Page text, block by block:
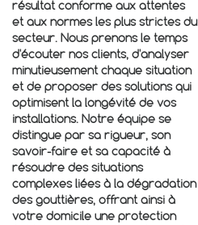
résultat conforme aux attentes
et aux normes les plus strictes du
secteur. Nous prenons le temps
d'écouter nos clients, d'analyser
minutieusement chaque situation
et de proposer des solutions qui
optimisent la longévité de vos
installations. Notre équipe se
distingue par sa rigueur, son
savoir-faire et sa capacité à
résoudre des situations
complexes liées à la dégradation
des gouttières, offrant ainsi à
votre domicile une protection